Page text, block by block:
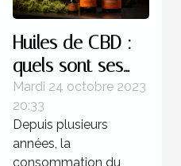
Huiles de CBD :
quels sont ses
bienfaits sur
l’organisme ?
Mardi 24 octobre 2023
20:33
Depuis plusieurs
années, la
consommation du